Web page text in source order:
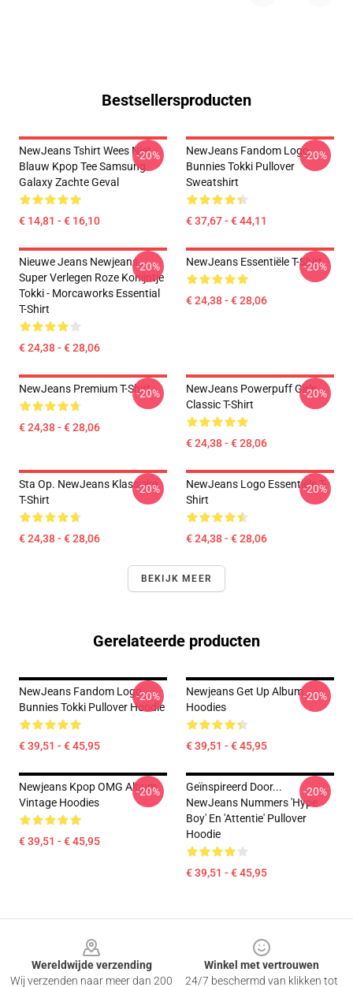
Bestsellersproducten
NewJeans Tshirt Wees Niet
Blauw Kpop Tee Samsung
Galaxy Zachte Geval
€ 14,81 - € 16,10
-20%
NewJeans Fandom Logo
Bunnies Tokki Pullover
Sweatshirt
€ 37,67 - € 44,11
-20%
Nieuwe Jeans Newjeans
Super Verlegen Roze Konijntje
Tokki - Morcaworks Essential
T-Shirt
€ 24,38 - € 28,06
-20% NewJeans Essentiële T-Shirt
€ 24,38 - € 28,06
-20%
NewJeans Premium T-Shirt
€ 24,38 - € 28,06
-20%
NewJeans Powerpuff Girls
Classic T-Shirt
€ 24,38 - € 28,06
-20%
Sta Op. NewJeans Klassieke
T-Shirt
€ 24,38 - € 28,06
-20%
NewJeans Logo Essentiële T-
Shirt
€ 24,38 - € 28,06
-20%
BEKIJK MEER
Gerelateerde producten
NewJeans Fandom Logo
Bunnies Tokki Pullover Hoodie
€ 39,51 - € 45,95
-20%
Newjeans Get Up Album
Hoodies
€ 39,51 - € 45,95
-20%
Newjeans Kpop OMG Album
Vintage Hoodies
€ 39,51 - € 45,95
-20%
Geïnspireerd Door...
NewJeans Nummers 'Hype
Boy' En 'Attentie' Pullover
Hoodie
€ 39,51 - € 45,95
-20%
Wereldwijde verzending
Wij verzenden naar meer dan 200
Winkel met vertrouwen
24/7 beschermd van klikken tot